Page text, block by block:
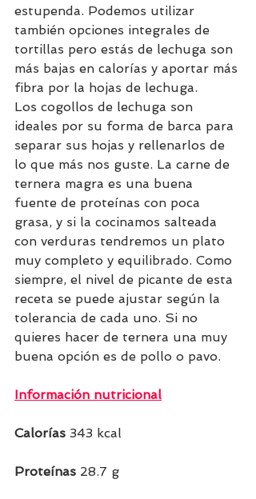
estupenda. Podemos utilizar
también opciones integrales de
tortillas pero estás de lechuga son
más bajas en calorías y aportar más
fibra por la hojas de lechuga.
Los cogollos de lechuga son
ideales por su forma de barca para
separar sus hojas y rellenarlos de
lo que más nos guste. La carne de
ternera magra es una buena
fuente de proteínas con poca
grasa, y si la cocinamos salteada
con verduras tendremos un plato
muy completo y equilibrado. Como
siempre, el nivel de picante de esta
receta se puede ajustar según la
tolerancia de cada uno. Si no
quieres hacer de ternera una muy
buena opción es de pollo o pavo.
Información nutricional
Calorías 343 kcal
Proteínas 28.7 g